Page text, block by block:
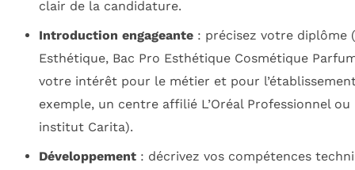
clair de la candidature.
Introduction engageante: précisez votre diplôme
Esthétique, Bac Pro Esthétique Cosmétique
votre intérêt pour le métier et pour
exemple, un centre affilié L’Oréal Professionnel ou
institut Carita).
Développement: décrivez vos compétences